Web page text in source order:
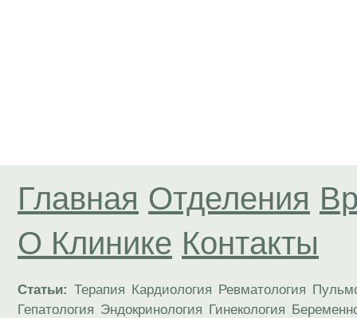
Главная Отделения
О Клинике Контакты
Статьи: Терапия Кардиология Ревматология
Гепатология Эндокринология Гинекология